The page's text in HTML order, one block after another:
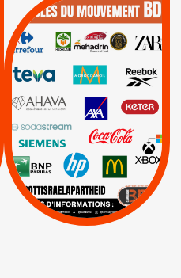
QUE BOYCOTTER ?
BOYCOTT /
AXA BNP | CAF |
Carrefour | HP |
Keter |
Livres et brochures |
Mehadrin | PUMA
Sodastream |
Visuels, tracts,
affiches,...